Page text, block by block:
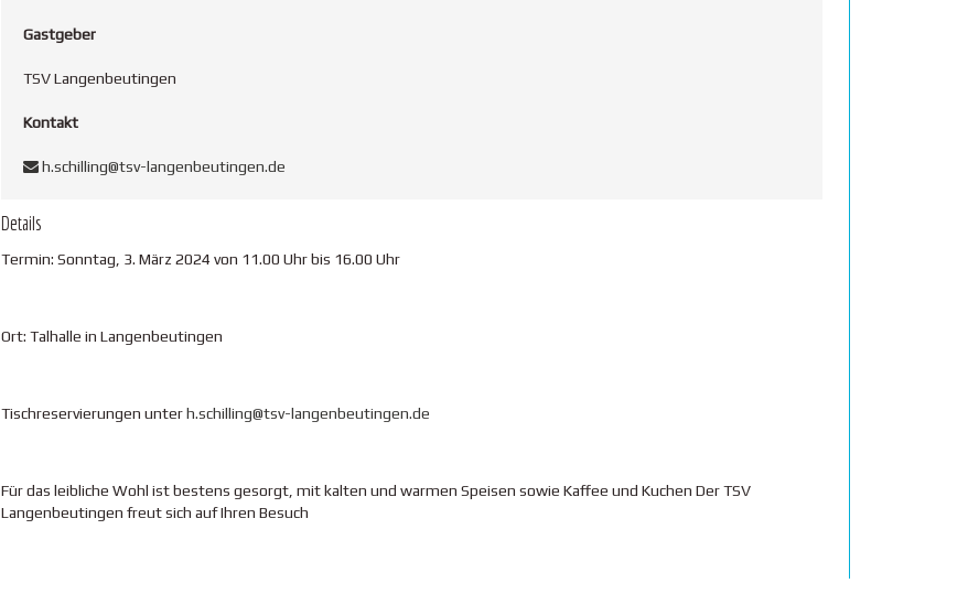
Gastgeber
TSV Langenbeutingen
Kontakt
h.schilling@tsv-langenbeutingen.de
Details
Termin: Sonntag, 3. März 2024 von 11.00 Uhr bis 16.00 Uhr
Ort: Talhalle in Langenbeutingen
Tischreservierungen unterh.schilling@tsv-langenbeutingen.de
Für das leibliche Wohl ist bestens gesorgt, mit kalten und warmen Speisen sowie Kaffee und Kuchen Der TSV
Langenbeutingen freut sich auf Ihren Besuch